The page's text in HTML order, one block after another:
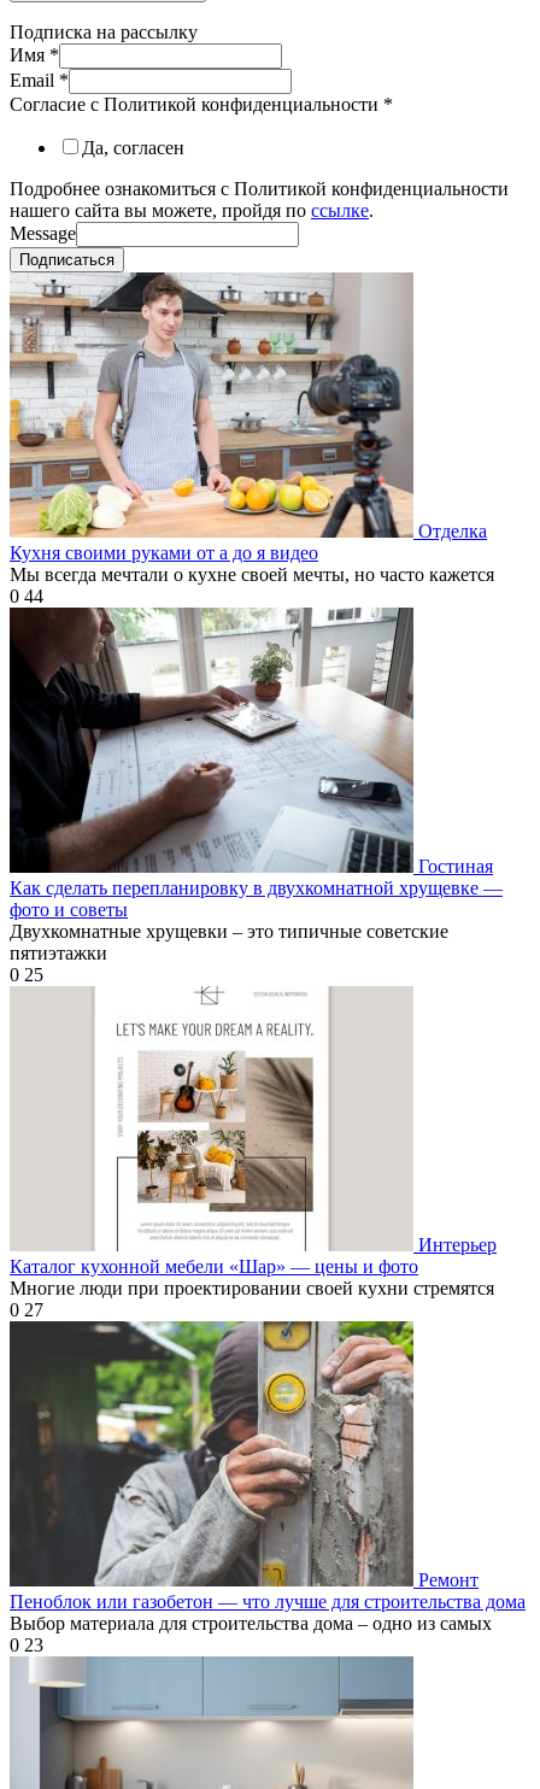
Подписка на рассылку
Имя *
Email *
Согласие с Политикой конфиденциальности *
Да, согласен
Подробнее ознакомиться с Политикой конфиденциальности
нашего сайта вы можете, пройдя по ссылке.
Message
Подписаться
Отделка
Кухня своими руками от а до я видео
Мы всегда мечтали о кухне своей мечты, но часто кажется
0 44
Гостиная
Как сделать перепланировку в двухкомнатной хрущевке —
фото и советы
Двухкомнатные хрущевки – это типичные советские
пятиэтажки
0 25
Интерьер
Каталог кухонной мебели «Шар» — цены и фото
Многие люди при проектировании своей кухни стремятся
0 27
Ремонт
Пеноблок или газобетон — что лучше для строительства дома
Выбор материала для строительства дома – одно из самых
0 23